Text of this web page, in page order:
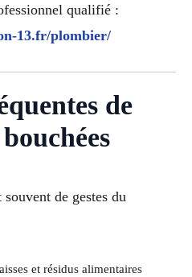
qualifié :
13.fr/plombier/
de
de gestes du
et résidus alimentaires